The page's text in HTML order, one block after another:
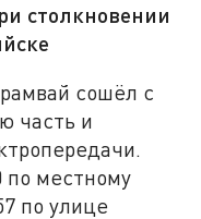
столкновении
сошёл с
часть и
по местному
по улице